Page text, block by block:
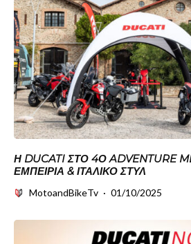
Η DUCATI ΣΤΟ 4Ο ADVENTURE
ΕΜΠΕΙΡΊΑ & ΙΤΑΛΙΚΌ ΣΤΥΛ
MotoandBikeTv · 01/10/2025